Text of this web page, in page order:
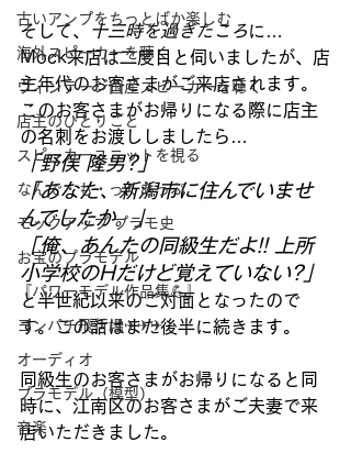
古いアンプをちっとばか楽しむ
海外スピーカーを聴く
ヴィンテージ国産スピーカーを聴く
店主のひとりごと
スピーカーユニットを視る
なんで・も・っくあっぷ
モックアップ プラモ史
お宝のプラモデル
『パワーモデル作品集💪』
ヨンパチ飛行場✈✈✈
オーディオ
プラモデル（模型）
音楽
そして、 十三時を過ぎたころに…
Mock来店は二度目と伺いましたが、店
主年代のお客さまがご来店されます。
このお客さまがお帰りになる際に店主
の名刺をお渡ししましたら…
「野俣 隆男?」
「あなた、新潟市に住んでいませ
んでしたか。」
「俺、あんたの同級生だよ!! 上所
小学校のHだけど覚えていない?」
と半世紀以来のご対面となったので
す。この話はまた後半に続きます。
同級生のお客さまがお帰りになると同
時に、江南区のお客さまがご夫妻で来
店いただきました。